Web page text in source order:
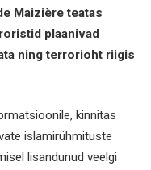
Maizière teatas
plaanivad
ning terrorioht riigis
kinnitas
islamirühmituste
lisandunud veelgi